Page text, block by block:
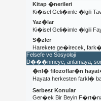
Kitap �nerileri
Ki�isel Geli�imle �lgili
Yaz�lar
Ki�isel Geli�imle �lgili
S�zler
Harekete ge�irecek,
Felsefe ve Sosyoloji
D���nmeye, anlamaya,
�nl� filozoflar�n
Hayata herkesten
Serbest Konular
Ger�ek Bir Beyin